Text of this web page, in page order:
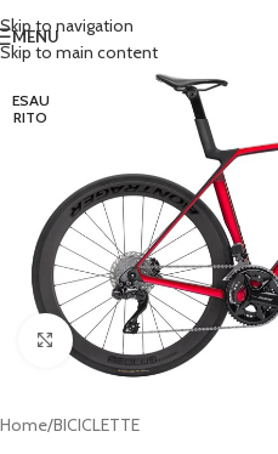
Skip to navigation
Skip to main content
MENU
ESAU
RITO
Clicca per ingrandire
Home/BICICLETTE